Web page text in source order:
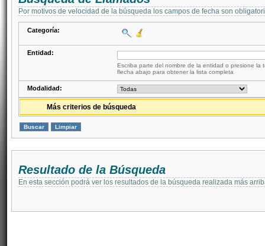
Por motivos de velocidad de la búsqueda los campos de fecha son
Categoría:
Entidad:
Escriba parte del nombre de la entidad o presione la
flecha abajo para obtener la lista completa
Modalidad:
Más criterios de búsqueda
Resultado de la Búsqueda
En esta sección podrá ver los resultados de la búsqueda realizada más